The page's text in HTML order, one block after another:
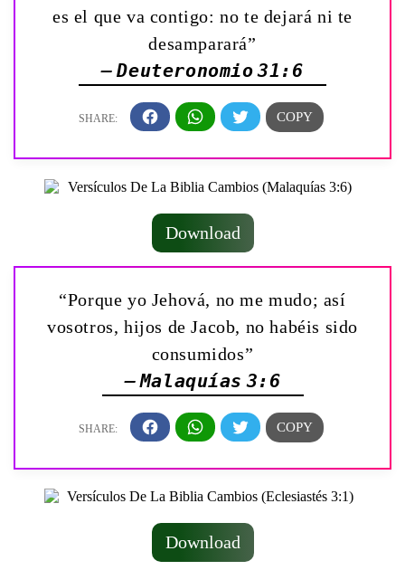
es el que va contigo: no te dejará ni te
desamparará”
— Deuteronomio 31:6
Download
“Porque yo Jehová, no me mudo; así
vosotros, hijos de Jacob, no habéis sido
consumidos”
— Malaquías 3:6
Download